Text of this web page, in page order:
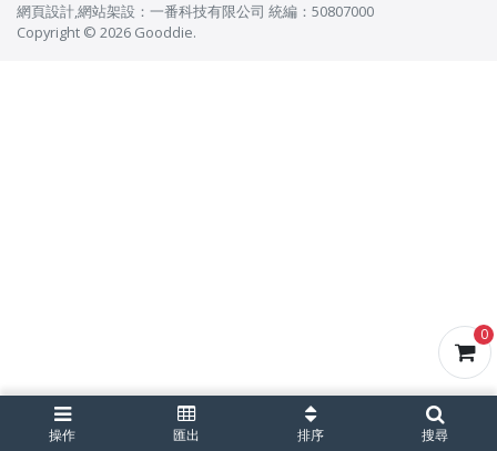
0
操作 匯出 排序 搜尋
網頁設計,網站架設 ： 一番科技有限公司 統編：50807000
Copyright © 2026 Gooddie.